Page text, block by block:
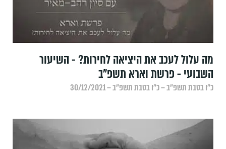
מה עלול לעכב את היציאה לחירות? - השיעור
השבועי - פרשת וארא תשפ"ב
כ״ו בטבת תשפ״ב – כ״ו בטבת תשפ״ב – 30/12/2021